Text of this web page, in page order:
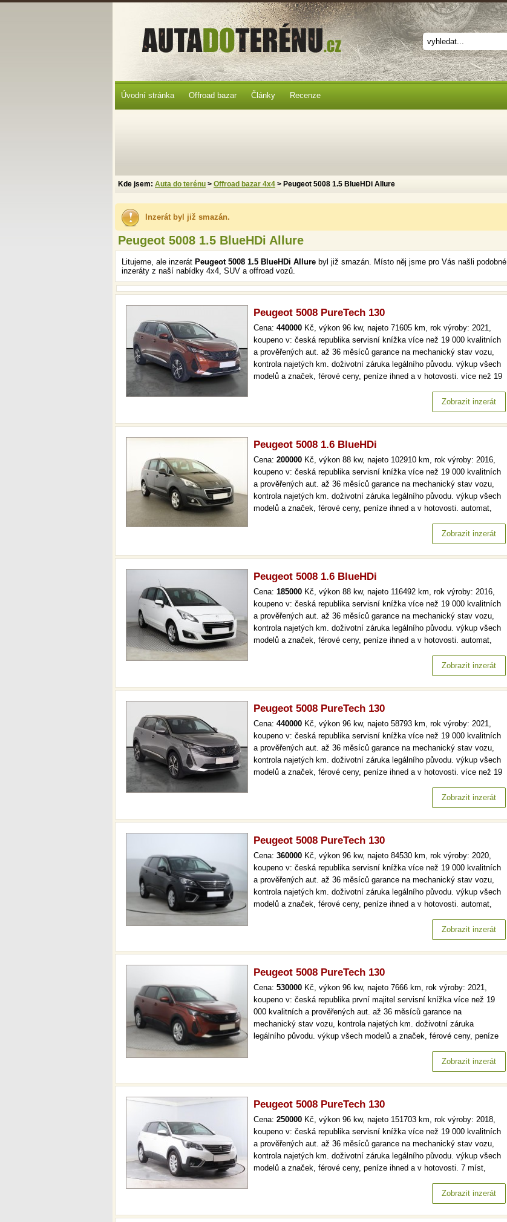
Inzerát byl již smazán.
Peugeot 5008 1.5 BlueHDi Allure
Litujeme, ale inzerát Peugeot 5008 1.5 BlueHDi Allure byl již smazán. Místo něj jsme pro Vás našli podobné
inzeráty z naší nabídky 4x4, SUV a offroad vozů.
Peugeot 5008 PureTech 130
Cena: 440000 Kč, výkon 96 kw, najeto 71605 km, rok výroby: 2021,
koupeno v: česká republika servisní knížka více než 19 000 kvalitních
a prověřených aut. až 36 měsíců garance na mechanický stav vozu,
kontrola najetých km. doživotní záruka legálního původu. výkup všech
modelů a značek, férové ceny, peníze ihned a v hotovosti. více než 19
mechanický stav vozu, kontrola najetých km. doživotní záruka…
Zobrazit inzerát
Peugeot 5008 1.6 BlueHDi
Cena: 200000 Kč, výkon 88 kw, najeto 102910 km, rok výroby: 2016,
koupeno v: česká republika servisní knížka více než 19 000 kvalitních
a prověřených aut. až 36 měsíců garance na mechanický stav vozu,
kontrola najetých km. doživotní záruka legálního původu. výkup všech
modelů a značek, férové ceny, peníze ihned a v hotovosti. automat,
až 36 měsíců garance na mechanický stav vozu, kontrola…Zobrazit inzerát
Peugeot 5008 1.6 BlueHDi
Cena: 185000 Kč, výkon 88 kw, najeto 116492 km, rok výroby: 2016,
koupeno v: česká republika servisní knížka více než 19 000 kvalitních
a prověřených aut. až 36 měsíců garance na mechanický stav vozu,
kontrola najetých km. doživotní záruka legálního původu. výkup všech
modelů a značek, férové ceny, peníze ihned a v hotovosti. automat,
aut. až 36 měsíců garance na mechanický stav vozu, kontrola…
Zobrazit inzerát
Peugeot 5008 PureTech 130
Cena: 440000 Kč, výkon 96 kw, najeto 58793 km, rok výroby: 2021,
koupeno v: česká republika servisní knížka více než 19 000 kvalitních
a prověřených aut. až 36 měsíců garance na mechanický stav vozu,
kontrola najetých km. doživotní záruka legálního původu. výkup všech
modelů a značek, férové ceny, peníze ihned a v hotovosti. více než 19
mechanický stav vozu, kontrola najetých km. doživotní záruka…
Zobrazit inzerát
Peugeot 5008 PureTech 130
Cena: 360000 Kč, výkon 96 kw, najeto 84530 km, rok výroby: 2020,
koupeno v: česká republika servisní knížka více než 19 000 kvalitních
a prověřených aut. až 36 měsíců garance na mechanický stav vozu,
kontrola najetých km. doživotní záruka legálního původu. výkup všech
modelů a značek, férové ceny, peníze ihned a v hotovosti. automat,
až 36 měsíců garance na mechanický stav vozu, kontrola…Zobrazit inzerát
Peugeot 5008 PureTech 130
Cena: 530000 Kč, výkon 96 kw, najeto 7666 km, rok výroby: 2021,
koupeno v: česká republika první majitel servisní knížka více než 19
000 kvalitních a prověřených aut. až 36 měsíců garance na
mechanický stav vozu, kontrola najetých km. doživotní záruka
legálního původu. výkup všech modelů a značek, férové ceny, peníze
aut. až 36 měsíců garance na mechanický stav vozu, kontrola najetých
Zobrazit inzerát
Peugeot 5008 PureTech 130
Cena: 250000 Kč, výkon 96 kw, najeto 151703 km, rok výroby: 2018,
koupeno v: česká republika servisní knížka více než 19 000 kvalitních
a prověřených aut. až 36 měsíců garance na mechanický stav vozu,
kontrola najetých km. doživotní záruka legálního původu. výkup všech
modelů a značek, férové ceny, peníze ihned a v hotovosti. 7 míst,
až 36 měsíců garance na mechanický stav vozu, kontrola…Zobrazit inzerát
Úvodní stránka Offroad bazar Články Recenze
Kde jsem: Auta do terénu > Offroad bazar 4x4 > Peugeot 5008 1.5 BlueHDi Allure